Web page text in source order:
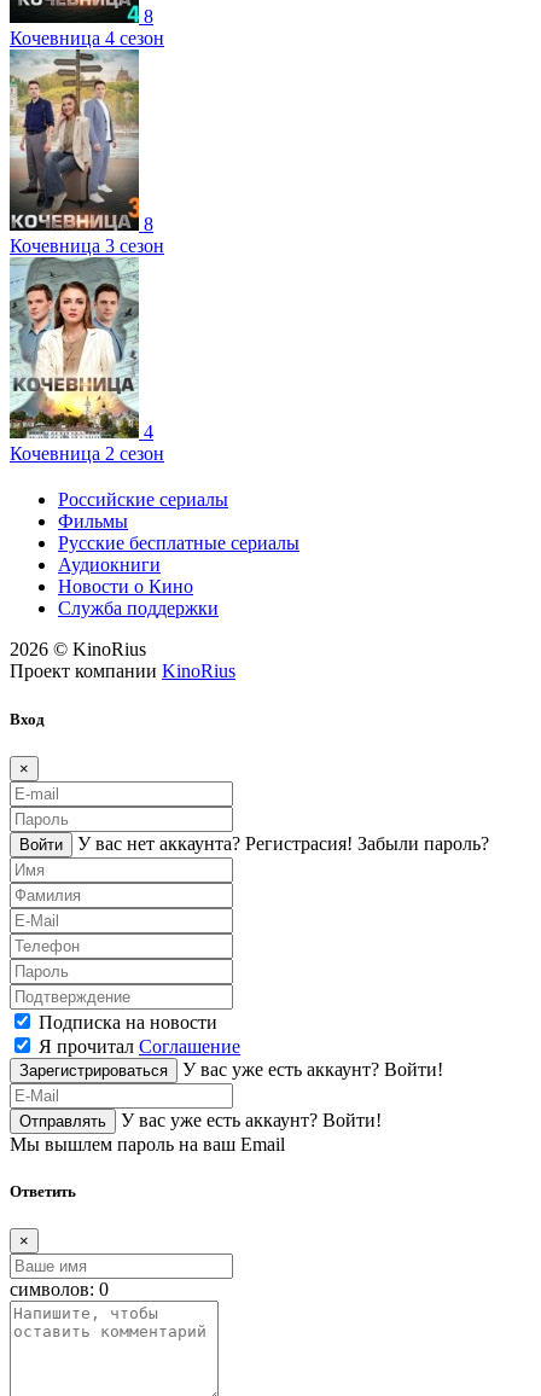
8
Кочевница 4 сезон
8
Кочевница 3 сезон
4
Кочевница 2 сезон
Российские сериалы
Фильмы
Русские бесплатные сериалы
Аудиокниги
Новости о Кино
Служба поддержки
2026 © KinoRius
Проект компании KinoRius
Вход
×
Войти У вас нет аккаунта? Регистраcия! Забыли пароль?
Подписка на новости
Я прочитал Соглашение
Зарегистрироваться У вас уже есть аккаунт? Войти!
Отправлять У вас уже есть аккаунт? Войти!
Мы вышлем пароль на ваш Email
Ответить
×
символов: 0